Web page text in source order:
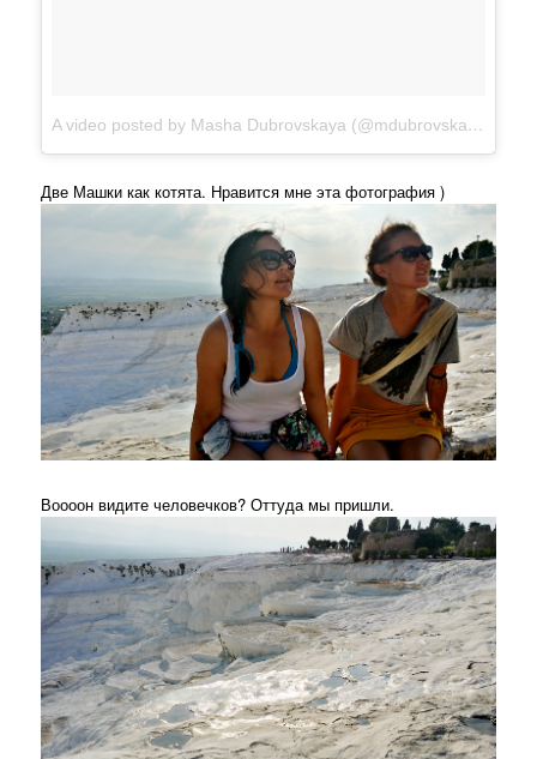
A video posted by Masha Dubrovskaya (@mdubrovskaya)
Две Машки как котята. Нравится мне эта фотография )
Воооон видите человечков? Оттуда мы пришли.